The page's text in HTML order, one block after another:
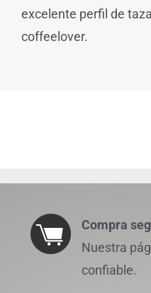
excelente perfil de
coffeelover.
Compra
Nuestra
confiable.